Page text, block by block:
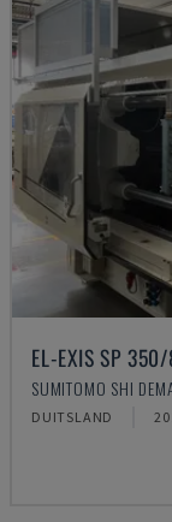
EL-EXIS SP
SUMITOMO SHI
DUITSLAND